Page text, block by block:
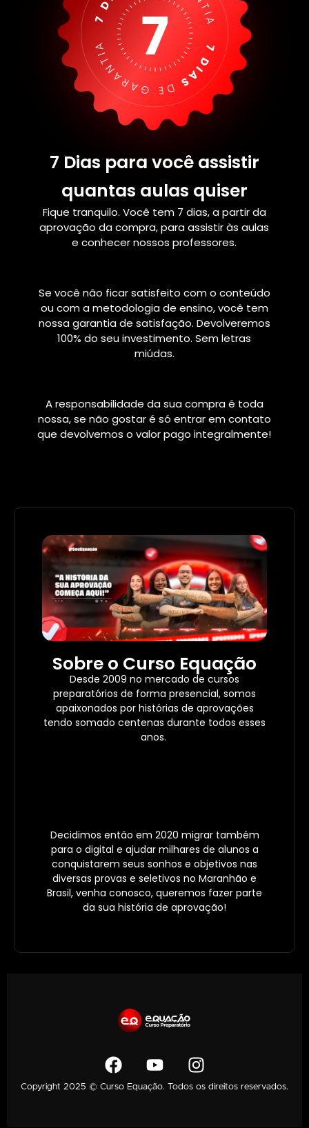
7 Dias para você assistir
quantas aulas quiser
Fique tranquilo. Você tem 7 dias, a partir da
aprovação da compra, para assistir às aulas
e conhecer nossos professores.
Se você não ficar satisfeito com o conteúdo
ou com a metodologia de ensino, você tem
nossa garantia de satisfação. Devolveremos
100% do seu investimento. Sem letras
miúdas.
A responsabilidade da sua compra é toda
nossa, se não gostar é só entrar em contato
que devolvemos o valor pago integralmente!
Sobre o Curso Equação
Desde 2009 no mercado de cursos
preparatórios de forma presencial, somos
apaixonados por histórias de aprovações
tendo somado centenas durante todos esses
anos.
Decidimos então em 2020 migrar também
para o digital e ajudar milhares de alunos a
conquistarem seus sonhos e objetivos nas
diversas provas e seletivos no Maranhão e
Brasil, venha conosco, queremos fazer parte
da sua história de aprovação!
Copyright 2025 © Curso Equação. Todos os direitos reservados.